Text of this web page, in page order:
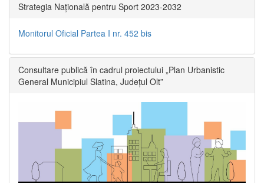
Strategia Națională pentru Sport 2023-2032
Monitorul Oficial Partea I nr. 452 bis
Consultare publică în cadrul proiectului „Plan Urbanistic
General Municipiul Slatina, Județul Olt”